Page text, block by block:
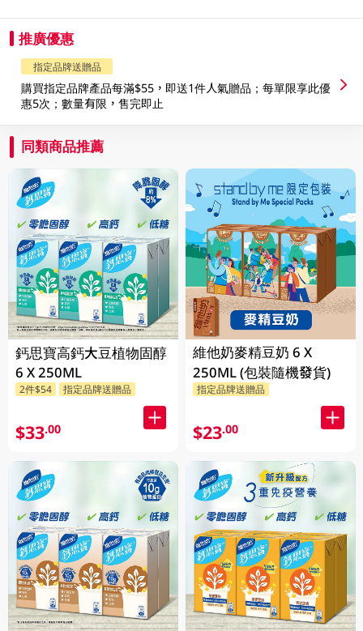
推廣優惠
指定品牌送贈品
購買指定品牌產品每滿$55，即送1件人氣贈品；每單限享此優
惠5次；數量有限，售完即止
同類商品推薦
鈣思寶高鈣大豆植物固醇
6 X 250ML
2件$54 指定品牌送贈品
$33.00
維他奶麥精豆奶 6 X
250ML (包裝隨機發貨)
指定品牌送贈品
$23.00